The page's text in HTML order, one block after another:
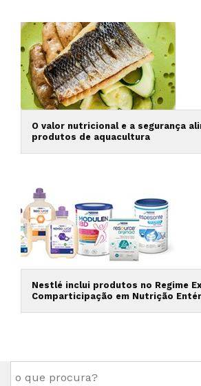
O valor nutricional e a segurança
produtos de aquacultura
Nestlé inclui produtos no Regime
Comparticipação em Nutrição